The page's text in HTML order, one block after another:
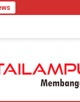
Uncu